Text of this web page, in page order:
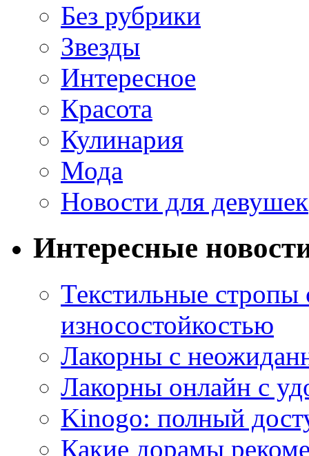
Без рубрики
Звезды
Интересное
Красота
Кулинария
Мода
Новости для девушек
Интересные
Текстильные
износостойкостью
Лакорны с
Лакорны онлайн с
Kinogo: полный
Какие дорамы